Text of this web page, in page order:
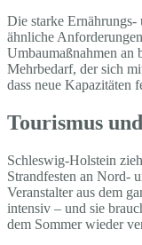
Die starke Ernährungs-
ähnliche
Umbaumaßnahmen an
Mehrbedarf, der sich
dass neue Kapazitäten
Tourismus
Schleswig-Holstein
Strandfesten an Nord-
Veranstalter aus dem
intensiv – und sie
dem Sommer wieder